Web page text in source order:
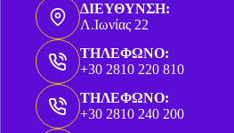
ΔΙΕΥΘΥΝΣΗ:
Λ.Ιωνίας 22
ΤΗΛΕΦΩΝΟ:
+30 2810 220 810
ΤΗΛΕΦΩΝΟ:
+30 2810 240 200